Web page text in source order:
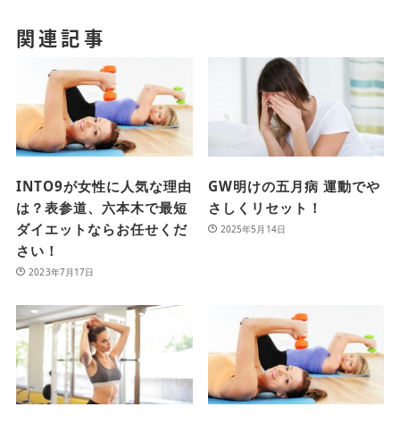
関連記事
INTO9が女性に人気な理由
は？表参道、六本木で最短
ダイエットならお任せくだ
さい！
2023年7月17日
GW明けの五月病 運動でや
さしくリセット！
2025年5月14日